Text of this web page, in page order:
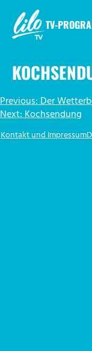
Inhalt
springen
TV-
Previous:Der
Next:Kochsendung
Kontakt und Impressum